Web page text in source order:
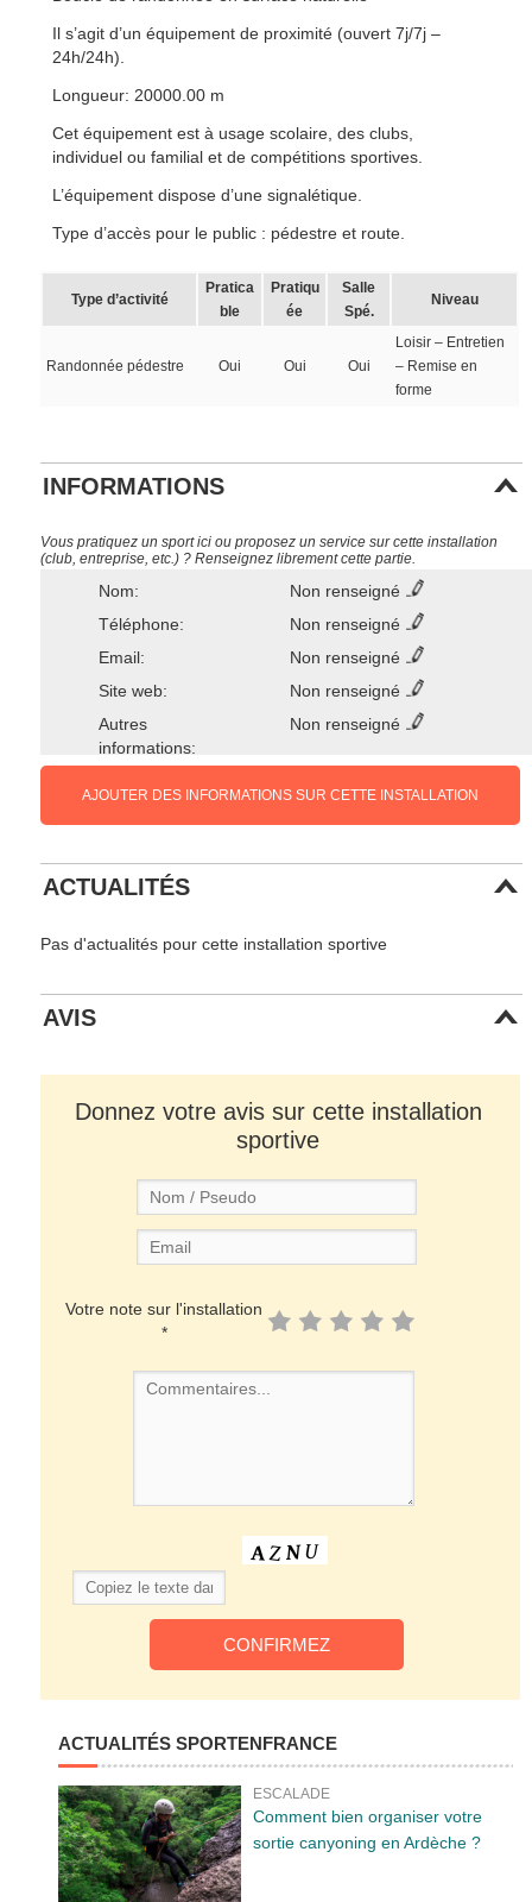
Il s’agit d’un équipement de proximité (ouvert 7j/7j –
24h/24h).
Longueur: 20000.00 m
Cet équipement est à usage scolaire, des clubs,
individuel ou familial et de compétitions sportives.
L’équipement dispose d’une signalétique.
Type d’accès pour le public : pédestre et route.
Type d’activité
Pratica
ble
Pratiqu
ée
Salle
Spé.
Niveau
Randonnée pédestre Oui Oui Oui
Loisir – Entretien
– Remise en
forme
INFORMATIONS
Vous pratiquez un sport ici ou proposez un service sur cette installation
(club, entreprise, etc.) ? Renseignez librement cette partie.
Nom:
Non renseigné
Téléphone:
Non renseigné
Email:
Non renseigné
Site web:
Non renseigné
Autres
informations:
Non renseigné
AJOUTER DES INFORMATIONS SUR CETTE INSTALLATION
ACTUALITÉS
Pas d'actualités pour cette installation sportive
AVIS
Donnez votre avis sur cette installation
sportive
Votre note sur l'installation
*
ACTUALITÉS SPORTENFRANCE
ESCALADE
Comment bien organiser votre
sortie canyoning en Ardèche ?